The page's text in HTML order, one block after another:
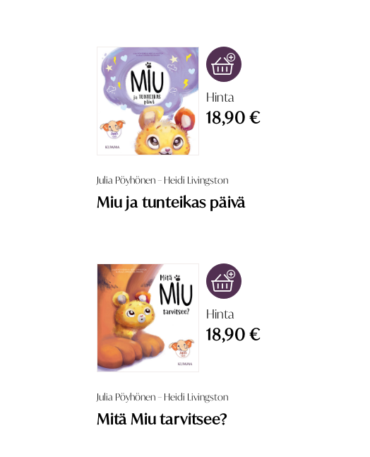
Hinta
18,90 €
Julia Pöyhönen – Heidi Livingston
Miu ja tunteikas päivä
Hinta
18,90 €
Julia Pöyhönen – Heidi Livingston
Mitä Miu tarvitsee?